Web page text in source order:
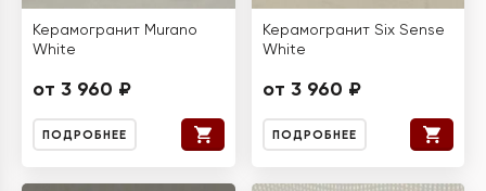
Керамогранит Murano
White
от 3 960 ₽
ПОДРОБНЕЕ
Керамогранит Six Sense
White
от 3 960 ₽
ПОДРОБНЕЕ